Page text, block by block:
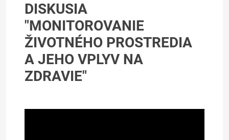
DISKUSIA
"MONITOROVANIE
ŽIVOTNÉHO PROSTREDIA
A JEHO VPLYV NA
ZDRAVIE"